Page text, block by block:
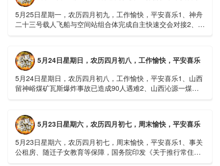
5月25日星期一，农历四月初九，工作愉快，平安喜乐1、神舟
二十三号载人飞船与空间站组合体完成自主快速交会对接2、山
5月24日星期日，农历四月初八，工作愉快，平安喜乐
5月24日星期日，农历四月初八，工作愉快，平安喜乐1、山西
留神峪煤矿瓦斯爆炸事故已造成90人遇难2、山西沁源一煤矿
5月23日星期六，农历四月初七，周末愉快，平安喜乐
5月23日星期六，农历四月初七，周末愉快，平安喜乐1、事关
公租房、随迁子女教育等保障，国务院印发《关于推行常住地